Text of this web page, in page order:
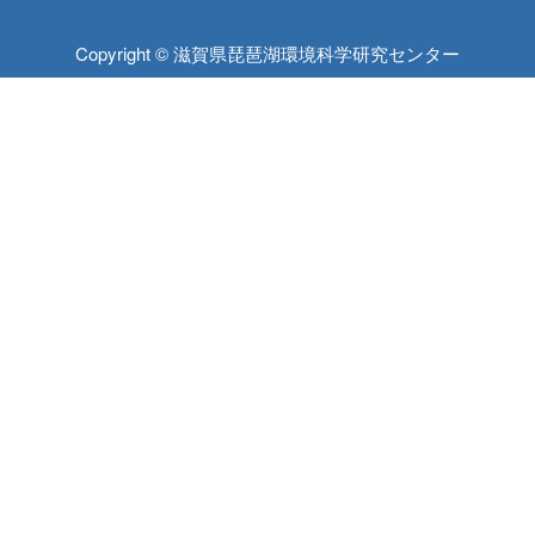
Copyright © 滋賀県琵琶湖環境科学研究センター